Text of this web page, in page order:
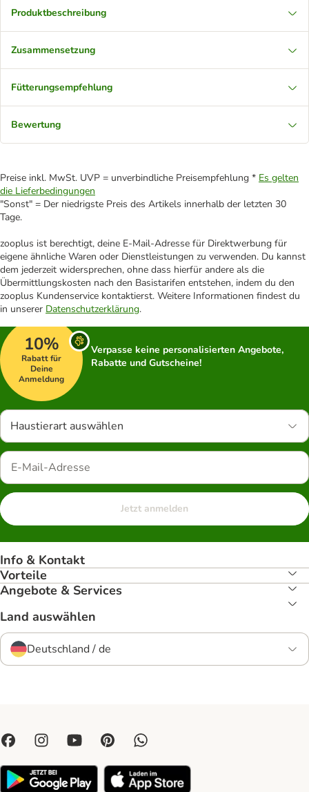
Produktbeschreibung
Zusammensetzung
Fütterungsempfehlung
Bewertung
Preise inkl. MwSt. UVP = unverbindliche Preisempfehlung * Es gelten
die Lieferbedingungen
"Sonst" = Der niedrigste Preis des Artikels innerhalb der letzten 30
Tage.
zooplus ist berechtigt, deine E-Mail-Adresse für Direktwerbung für
eigene ähnliche Waren oder Dienstleistungen zu verwenden. Du kannst
dem jederzeit widersprechen, ohne dass hierfür andere als die
Übermittlungskosten nach den Basistarifen entstehen, indem du den
zooplus Kundenservice kontaktierst. Weitere Informationen findest du
in unserer Datenschutzerklärung.
10%
Rabatt für
Deine
Anmeldung
Verpasse keine personalisierten Angebote,
Rabatte und Gutscheine!
Haustierart auswählen
Jetzt anmelden
Info & Kontakt
Vorteile
Angebote & Services
Land auswählen
Deutschland / de